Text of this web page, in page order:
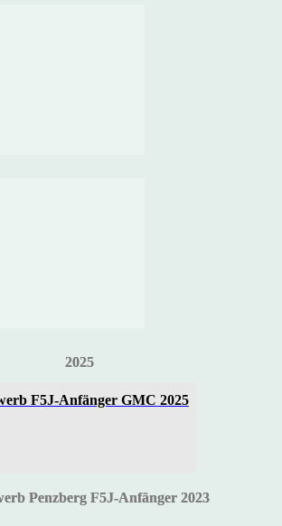
2025
F5J-Anfänger GMC 2025
Penzberg F5J-Anfänger 2023